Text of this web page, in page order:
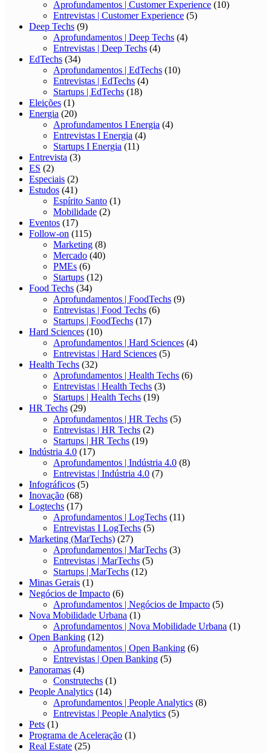
Aprofundamentos | Customer Experience (10)
Entrevistas | Customer Experience (5)
Deep Techs (9)
Aprofundamentos | Deep Techs (4)
Entrevistas | Deep Techs (4)
EdTechs (34)
Aprofundamentos | EdTechs (10)
Entrevistas | EdTechs (4)
Startups | EdTechs (18)
Eleições (1)
Energia (20)
Aprofundamentos I Energia (4)
Entrevistas I Energia (4)
Startups I Energia (11)
Entrevista (3)
ES (2)
Especiais (2)
Estudos (41)
Espírito Santo (1)
Mobilidade (2)
Eventos (17)
Follow-on (115)
Marketing (8)
Mercado (40)
PMEs (6)
Startups (12)
Food Techs (34)
Aprofundamentos | FoodTechs (9)
Entrevistas | Food Techs (6)
Startups | FoodTechs (17)
Hard Sciences (10)
Aprofundamentos | Hard Sciences (4)
Entrevistas | Hard Sciences (5)
Health Techs (32)
Aprofundamentos | Health Techs (6)
Entrevistas | Health Techs (3)
Startups | Health Techs (19)
HR Techs (29)
Aprofundamentos | HR Techs (5)
Entrevistas | HR Techs (2)
Startups | HR Techs (19)
Indústria 4.0 (17)
Aprofundamentos | Indústria 4.0 (8)
Entrevistas | Indústria 4.0 (7)
Infográficos (5)
Inovação (68)
Logtechs (17)
Aprofundamentos | LogTechs (11)
Entrevistas I LogTechs (5)
Marketing (MarTechs) (27)
Aprofundamentos | MarTechs (3)
Entrevistas | MarTechs (5)
Startups | MarTechs (12)
Minas Gerais (1)
Negócios de Impacto (6)
Aprofundamentos | Negócios de Impacto (5)
Nova Mobilidade Urbana (1)
Aprofundamentos | Nova Mobilidade Urbana (1)
Open Banking (12)
Aprofundamentos | Open Banking (6)
Entrevistas | Open Banking (5)
Panoramas (4)
Construtechs (1)
People Analytics (14)
Aprofundamentos | People Analytics (8)
Entrevistas | People Analytics (5)
Pets (1)
Programa de Aceleração (1)
Real Estate (25)